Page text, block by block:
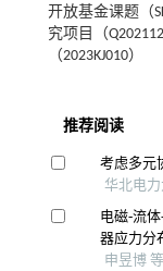
开放基金课题（
究项目（
（2023KJ010）